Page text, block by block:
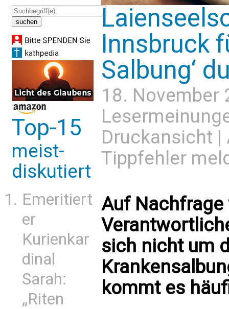
Top-15
meist-
diskutiert
Emeritiert
er
Kurienkar
dinal
Sarah:
„Riten
Innsbruck
Salbung‘
18. November
Druckansicht |
Tippfehler
Auf
sich nicht um
kommt es